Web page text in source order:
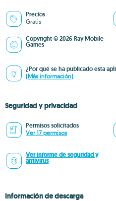
Precios
Gratis
Copyright © 2026 Ray Mobile
Games
¿Por qué se ha publicado esta
(Más información)
Seguridad y privacidad
Permisos solicitados
Ver 17 permisos
Ver informe de seguridad y
antivirus
Información de descarga